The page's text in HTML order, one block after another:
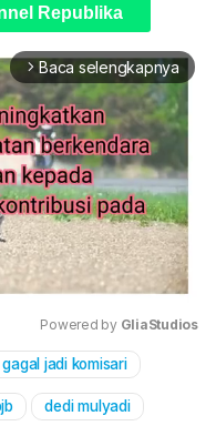
Republika
arrow_forward_ios Baca selengkapnya
Mute
Powered by GliaStudios
gagal jadi komisari
dedi mulyadi